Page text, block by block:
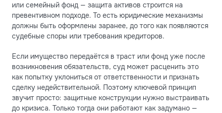
или семейный фонд — защита активов строится на
превентивном подходе. То есть юридические механизмы
должны быть оформлены заранее, до того как появляются
судебные споры или требования кредиторов.
Если имущество передаётся в траст или фонд уже после
возникновения обязательств, суд может расценить это
как попытку уклониться от ответственности и признать
сделку недействительной. Поэтому ключевой принцип
звучит просто: защитные конструкции нужно выстраивать
до кризиса. Только тогда они работают как задумано —